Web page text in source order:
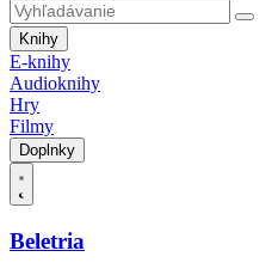
Knihy
E-knihy
Audioknihy
Hry
Filmy
Doplnky
Beletria